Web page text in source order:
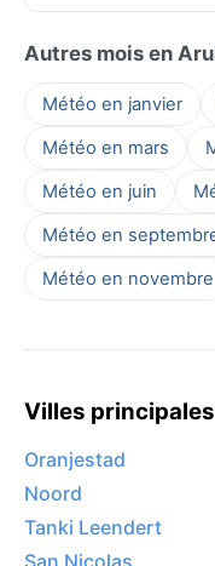
Autres mois en
Météo en janvier
Météo en mars
Météo en juin
Météo en
Météo en novembre
Villes
Oranjestad
Noord
Tanki Leendert